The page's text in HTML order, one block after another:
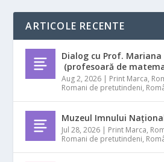
ARTICOLE RECENTE
Dialog cu Prof. Mariana
(profesoară de
Aug 2, 2026 | Print Marca,
Romani de pretutindeni,
Muzeul Imnului
Jul 28, 2026 | Print Marca,
Romani de pretutindeni,